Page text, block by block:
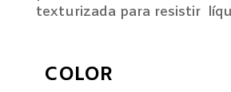
texturizada para resistir
COLOR